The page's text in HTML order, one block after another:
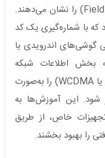
شبکه (Service Mode یا Field Test Mode) را نشان می‌دهند.
که با شماره‌گیری یک کد
گوشی‌های اندرویدی یا
بخش اطلاعات شبکه
دسترسی پیدا کنید و نوع شبکه (مثلاً LTE یا WCDMA) را به‌صورت
شود. این آموزش‌ها به
خاص، از طریق
را بهبود بخشند.